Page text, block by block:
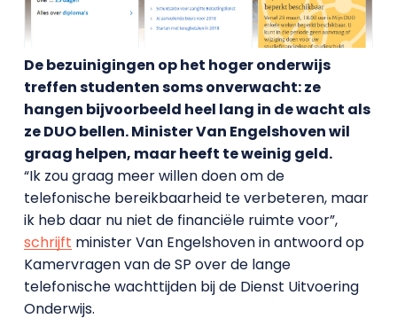
De bezuinigingen op het hoger onderwijs
treffen studenten soms onverwacht: ze
hangen bijvoorbeeld heel lang in de wacht als
ze DUO bellen. Minister Van Engelshoven wil
graag helpen, maar heeft te weinig geld.
“Ik zou graag meer willen doen om de
telefonische bereikbaarheid te verbeteren, maar
ik heb daar nu niet de financiële ruimte voor”,
schrijft minister Van Engelshoven in antwoord op
Kamervragen van de SP over de lange
telefonische wachttijden bij de Dienst Uitvoering
Onderwijs.